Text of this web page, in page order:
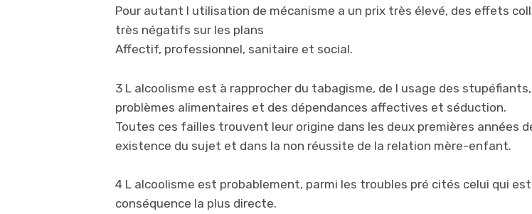
Pour autant l utilisation de mécanisme a un prix très élevé, des effets
très négatifs sur les plans
Affectif, professionnel, sanitaire et social.
3 L alcoolisme est à rapprocher du tabagisme, de l usage des
problèmes alimentaires et des dépendances affectives et séduction.
Toutes ces failles trouvent leur origine dans les deux premières années
existence du sujet et dans la non réussite de la relation mère-enfant.
4 L alcoolisme est probablement, parmi les troubles pré cités celui qui
conséquence la plus directe.